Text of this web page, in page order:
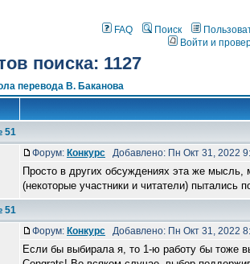
FAQ Поиск
Войти и
поиска: 1127
перевода В. Баканова
51
Форум: Конкурс Добавлено: Пн Окт 31, 2022
Просто в других обсуждениях эта же
(некоторые участники и читатели)
51
Форум: Конкурс Добавлено: Пн Окт 31, 2022
Если бы выбирала я, то 1-ю работу бы тоже